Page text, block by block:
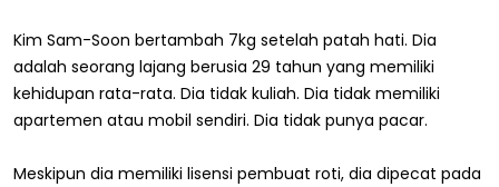
Kim Sam-Soon bertambah 7kg setelah patah hati. Dia
adalah seorang lajang berusia 29 tahun yang memiliki
kehidupan rata-rata. Dia tidak kuliah. Dia tidak memiliki
apartemen atau mobil sendiri. Dia tidak punya pacar.
Meskipun dia memiliki lisensi pembuat roti, dia dipecat pada